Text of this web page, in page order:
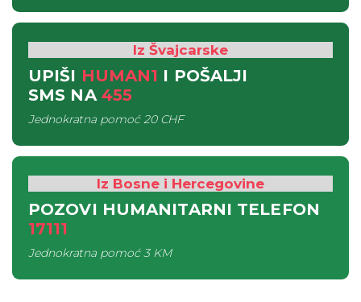
Iz Švajcarske
UPIŠI HUMAN1 I POŠALJI
SMS NA 455
Jednokratna pomoć20 CHF
Iz Bosne i Hercegovine
POZOVI HUMANITARNI TELEFON
17111
Jednokratna pomoć3 KM